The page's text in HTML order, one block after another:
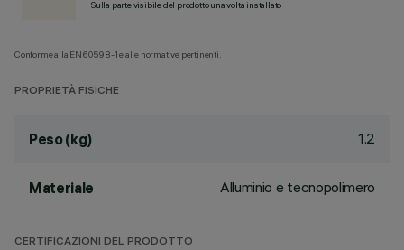
Sulla parte visibile del prodotto una volta installato
Conforme alla EN60598-1 e alle normative pertinenti.
PROPRIETÀ FISICHE
Peso (kg) 1.2
Materiale Alluminio e tecnopolimero
CERTIFICAZIONI DEL PRODOTTO